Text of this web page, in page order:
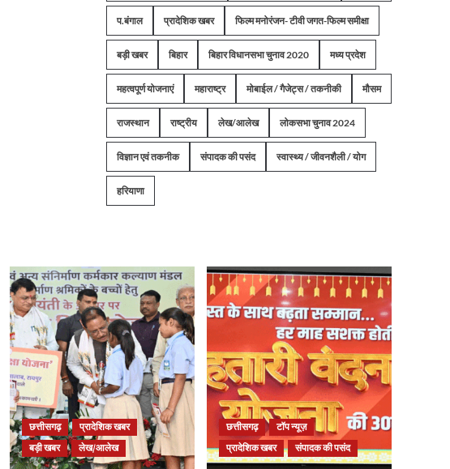
प.बंगाल प्रादेशिक खबर फिल्म मनोरंजन- टीवी जगत-फिल्म समीक्षा
बड़ी खबर बिहार बिहार विधानसभा चुनाव 2020 मध्य प्रदेश
महत्वपूर्ण योजनाएं महाराष्ट्र मोबाईल / गैजेट्स / तकनीकी मौसम
राजस्थान राष्ट्रीय लेख/आलेख लोकसभा चुनाव 2024
विज्ञान एवं तकनीक संपादक की पसंद स्वास्थ्य / जीवनशैली / योग
हरियाणा
छत्तीसगढ़
प्रादेशिक खबर
बड़ी खबर
लेख/आलेख
छत्तीसगढ़
टॉप न्यूज़
प्रादेशिक खबर
संपादक की पसंद